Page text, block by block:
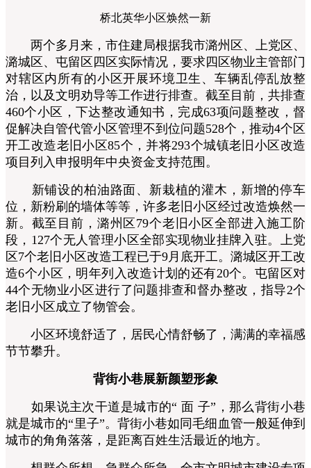
桥北英华小区焕然一新
两个多月来，市住建局根据我市潞州区、上党区、
潞城区、屯留区四区实际情况，要求四区物业主管部门
对辖区内所有的小区开展环境卫生、车辆乱停乱放整
治，以及文明劝导等工作进行排查。截至目前，共排查
460个小区，下达整改通知书，完成63项问题整改，督
促解决自管代管小区管理不到位问题528个，推动4个区
开工改造老旧小区85个，并将293个城镇老旧小区改造
项目列入申报明年中央资金支持范围。
新铺设的柏油路面、新栽植的灌木，新增的停车
位，新粉刷的墙体等等，许多老旧小区经过改造焕然一
新。截至目前，潞州区79个老旧小区全部进入施工阶
段，127个无人管理小区全部实现物业挂牌入驻。上党
区7个老旧小区改造工程已于9月底开工。潞城区开工改
造6个小区，明年列入改造计划的还有20个。屯留区对
44个无物业小区进行了问题排查和督办整改，指导2个
老旧小区成立了物管会。
小区环境舒适了，居民心情舒畅了，满满的幸福感
节节攀升。
背街小巷展新颜塑形象
如果说主次干道是城市的“ 面 子”，那么背街小巷
就是城市的“里子”。背街小巷如同毛细血管一般延伸到
城市的角角落落，是距离百姓生活最近的地方。